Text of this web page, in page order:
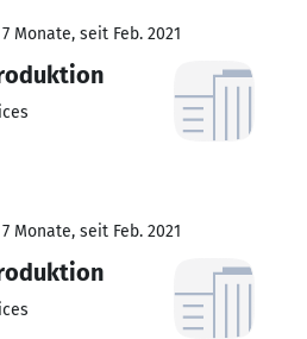
Monate, seit Feb. 2021
Monate, seit Feb. 2021